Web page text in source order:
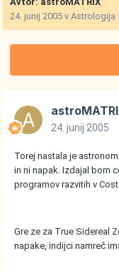
24. junij 2005 vAstrologija
24. junij 2005
Torej nastala je
in ni napak. Izdajal bom
programov razvitih v
Gre ze za True Sidereal
napake, indijci namreč